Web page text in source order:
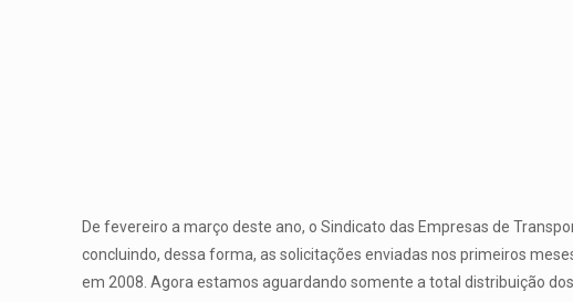
De fevereiro a março deste ano, o Sindicato das Empresas de
concluindo, dessa forma, as solicitações enviadas nos primeiros
em 2008. Agora estamos aguardando somente a total distribuição